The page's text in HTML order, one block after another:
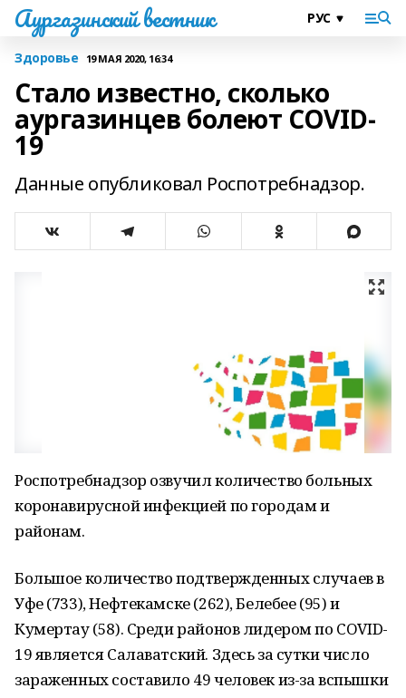
Аургазинский вестник
Здоровье 19 МАЯ 2020, 16:34
Стало известно, сколько
аургазинцев болеют COVID-
19
Данные опубликовал Роспотребнадзор.
Роспотребнадзор озвучил количество больных
коронавирусной инфекцией по городам и
районам.
Большое количество подтвержденных случаев в
Уфе (733), Нефтекамске (262), Белебее (95) и
Кумертау (58). Среди районов лидером по COVID-
19 является Салаватский. Здесь за сутки число
зараженных составило 49 человек из-за вспышки